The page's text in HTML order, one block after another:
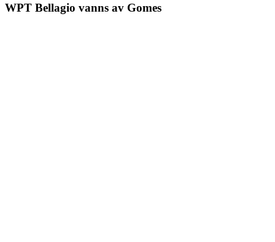
WPT Bellagio vanns av Gomes